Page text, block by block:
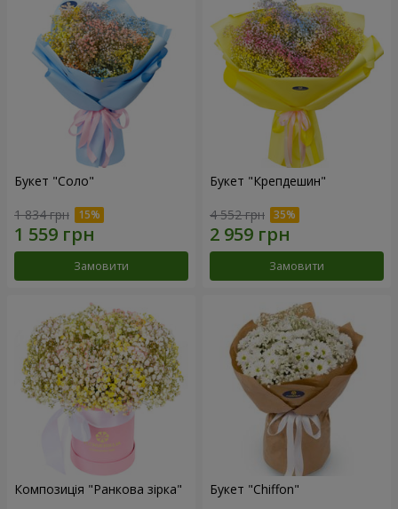
Букет "Соло"
1 834 грн
Замовити
Букет "Крепдешин"
4 552 грн
Замовити
Композиція "Ранкова зірка" Букет "Chiffon"